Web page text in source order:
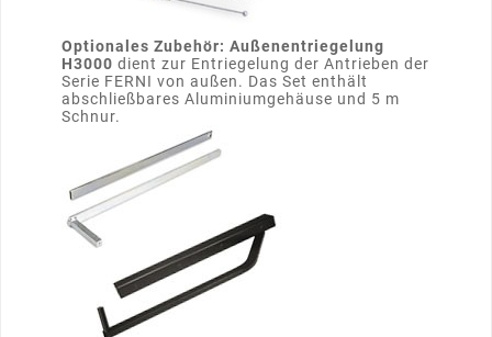
Optionales Zubehör: Außenentriegelung
H3000 dient zur Entriegelung der Antrieben der
Serie FERNI von außen. Das Set enthält
abschließbares Aluminiumgehäuse und 5 m
Schnur.